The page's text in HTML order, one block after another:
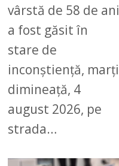
vârstă de 58 de ani
a fost găsit în
stare de
inconștiență, marți
dimineață, 4
august 2026, pe
strada…